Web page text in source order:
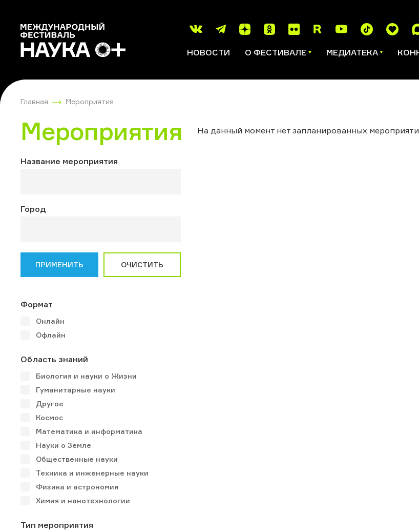
НОВОСТИ О ФЕСТИВАЛЕ МЕДИАТЕКА
Главная Мероприятия
Мероприятия
Название мероприятия
Город
ПРИМЕНИТЬ ОЧИСТИТЬ
Формат
Онлайн
Офлайн
Область знаний
Биология и науки о Жизни
Гуманитарные науки
Другое
Космос
Математика и информатика
Науки о Земле
Общественные науки
Техника и инженерные науки
Физика и астрономия
Химия и нанотехнологии
Тип мероприятия
На данный момент нет запланированных